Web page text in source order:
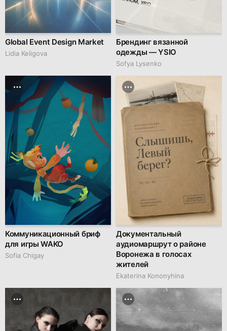
Global Event Design Market
Lidia Keligova
Брендинг вязанной
одежды — YSIO
Sofya Lysenko
Коммуникационный бриф
для игры WAKO
Sofia Chigay
Документальный
аудиомаршрут о районе
Воронежа в голосах
жителей
Ekaterina Kononyhina